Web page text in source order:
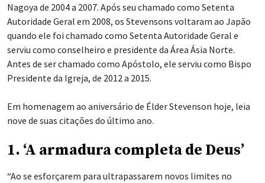
Nagoya de 2004 a 2007. Após seu chamado como Setenta
Autoridade Geral em 2008, os Stevensons voltaram ao Japão
quando ele foi chamado como Setenta Autoridade Geral e
serviu como conselheiro e presidente da Área Ásia Norte.
Antes de ser chamado como Apóstolo, ele serviu como Bispo
Presidente da Igreja, de 2012 a 2015.
Em homenagem ao aniversário de Élder Stevenson hoje, leia
nove de suas citações do último ano.
1. ‘A armadura completa de Deus’
“Ao se esforçarem para ultrapassarem novos limites no